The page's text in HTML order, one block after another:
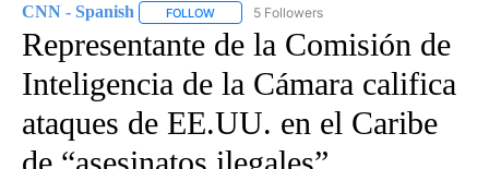
CNN - Spanish FOLLOW FOLLOW "CNN - SPANISH" TO RECEIVE
5 Followers
Representante de la Comisión de
Inteligencia de la Cámara califica
ataques de EE.UU. en el Caribe
de “asesinatos ilegales”